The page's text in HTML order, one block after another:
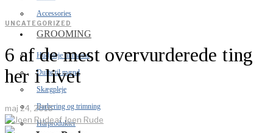
Accessories
GROOMING
Hudpleje til mænd
Dufte til mænd
Skægpleje
Barbering og trimning
Hårprodukter
UNCATEGORIZED
6 af de mest overvurderede ting
her i livet
maj 24, 2016
afJoen Rude